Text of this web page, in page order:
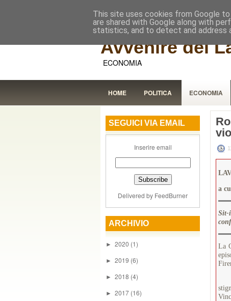
Avvenire dei
ECONOMIA
HOME POLITICA ECONOMIA
SEGUICI VIA EMAIL
Inserire email
Delivered by FeedBurner
ARCHIVIO
► 2020 (1)
► 2019 (6)
► 2018 (4)
► 2017 (16)
a
Sit-
La
This site uses cookies from Google
are shared with Google along with
statistics, and to detect and address